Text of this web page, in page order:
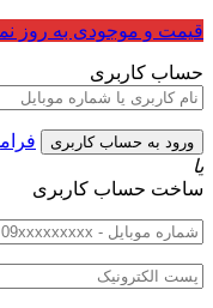
قیمت و موجودی به روز
حساب کاربری
یا
ساخت حساب کاربری